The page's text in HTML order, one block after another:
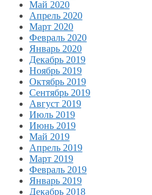
Май 2020
Апрель 2020
Март 2020
Февраль 2020
Январь 2020
Декабрь 2019
Ноябрь 2019
Октябрь 2019
Сентябрь 2019
Август 2019
Июль 2019
Июнь 2019
Май 2019
Апрель 2019
Март 2019
Февраль 2019
Январь 2019
Декабрь 2018